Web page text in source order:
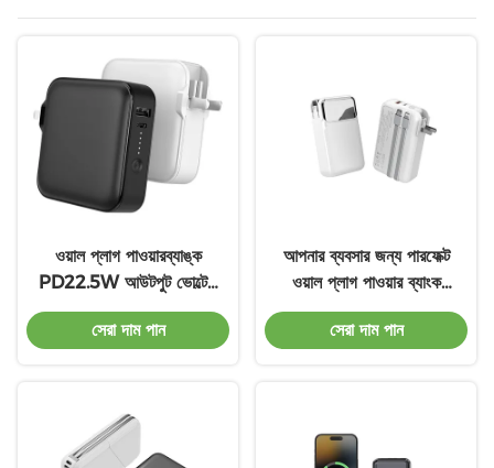
ওয়াল প্লাগ পাওয়ারব্যাঙ্ক
PD22.5W আউটপুট ভোল্টেজ
LED সূচক শর্ট সার্কিট সুরক্ষা
সঙ্গে
সেরা দাম পান
আপনার ব্যবসার জন্য পারফেক্ট
ওয়াল প্লাগ পাওয়ার ব্যাংক
10000mAh
সেরা দাম পান